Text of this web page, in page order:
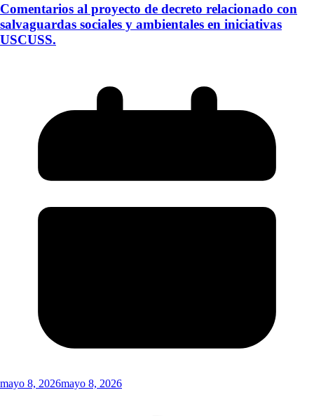
Comentarios al proyecto de decreto relacionado con
salvaguardas sociales y ambientales en iniciativas
USCUSS.
mayo 8, 2026mayo 8, 2026